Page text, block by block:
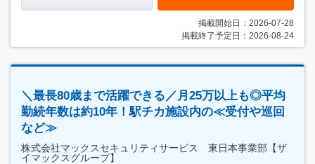
掲載開始日：2026-07-28
掲載終了予定日：2026-08-24
＼最長80歳まで活躍できる／月25万以上も◎平均
勤続年数は約10年！駅チカ施設内の≪受付や巡回
など≫
株式会社マックスセキュリティサービス 東日本事業部【ザ
イマックスグループ】